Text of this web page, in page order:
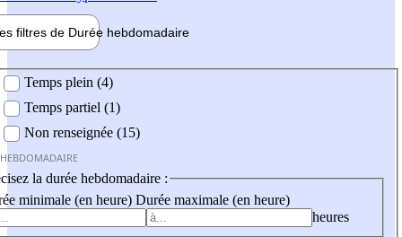
filtres de Durée hebdomadaire
Temps plein (4)
Temps partiel (1)
Non renseignée (15)
la durée hebdomadaire :
minimale (en heure) Durée maximale (en heure)
heures